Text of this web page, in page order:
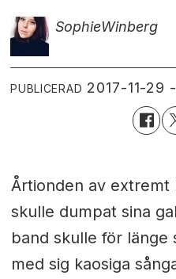
SophieWinberg
PUBLICERAD 2017-11-29
Årtionden av extremt
skulle dumpat sina
band skulle för länge
med sig kaosiga